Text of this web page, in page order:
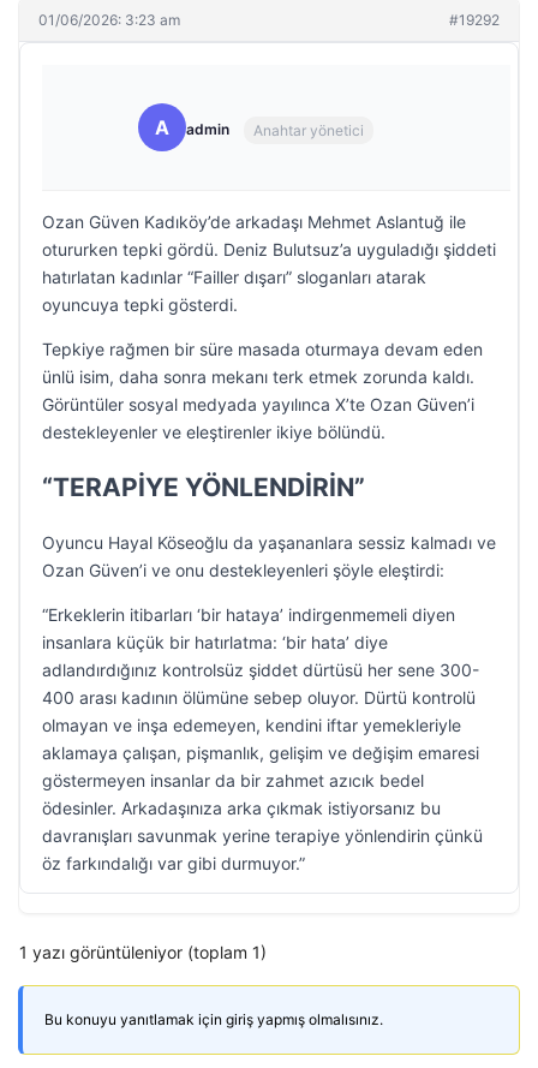
01/06/2026: 3:23 am #19292
A admin Anahtar yönetici
Ozan Güven Kadıköy’de arkadaşı Mehmet Aslantuğ ile
otururken tepki gördü. Deniz Bulutsuz’a uyguladığı şiddeti
hatırlatan kadınlar “Failler dışarı” sloganları atarak
oyuncuya tepki gösterdi.
Tepkiye rağmen bir süre masada oturmaya devam eden
ünlü isim, daha sonra mekanı terk etmek zorunda kaldı.
Görüntüler sosyal medyada yayılınca X’te Ozan Güven’i
destekleyenler ve eleştirenler ikiye bölündü.
“TERAPİYE YÖNLENDİRİN”
Oyuncu Hayal Köseoğlu da yaşananlara sessiz kalmadı ve
Ozan Güven’i ve onu destekleyenleri şöyle eleştirdi:
“Erkeklerin itibarları ‘bir hataya’ indirgenmemeli diyen
insanlara küçük bir hatırlatma: ‘bir hata’ diye
adlandırdığınız kontrolsüz şiddet dürtüsü her sene 300-
400 arası kadının ölümüne sebep oluyor. Dürtü kontrolü
olmayan ve inşa edemeyen, kendini iftar yemekleriyle
aklamaya çalışan, pişmanlık, gelişim ve değişim emaresi
göstermeyen insanlar da bir zahmet azıcık bedel
ödesinler. Arkadaşınıza arka çıkmak istiyorsanız bu
davranışları savunmak yerine terapiye yönlendirin çünkü
öz farkındalığı var gibi durmuyor.”
1 yazı görüntüleniyor (toplam 1)
Bu konuyu yanıtlamak için giriş yapmış olmalısınız.